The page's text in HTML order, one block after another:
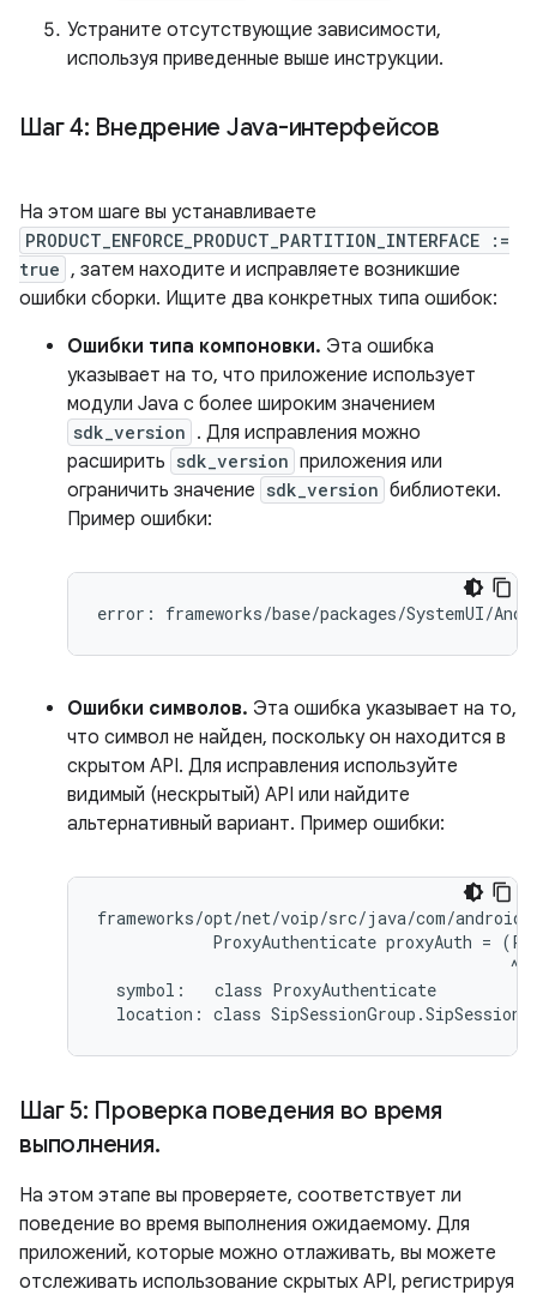
Устраните отсутствующие зависимости,
используя приведенные выше инструкции.
Шаг 4: Внедрение Java-интерфейсов
На этом шаге вы устанавливаете
PRODUCT_ENFORCE_PRODUCT_PARTITION_INTERFACE :=
true , затем находите и исправляете возникшие
ошибки сборки. Ищите два конкретных типа ошибок:
Ошибки типа компоновки. Эта ошибка
указывает на то, что приложение использует
модули Java с более широким значением
sdk_version . Для исправления можно
расширить sdk_version приложения или
ограничить значение sdk_version библиотеки.
Пример ошибки:
error : frameworks/base/packages/SystemUI/
Ошибки символов. Эта ошибка указывает на то,
что символ не найден, поскольку он находится в
скрытом API. Для исправления используйте
видимый (нескрытый) API или найдите
альтернативный вариант. Пример ошибки:
frameworks/opt/net/voip/src/java/com/
ProxyAuthenticate proxyAuth =
                                           ^
  symbol:   class ProxyAuthenticate
Шаг 5: Проверка поведения во время
выполнения.
На этом этапе вы проверяете, соответствует ли
поведение во время выполнения ожидаемому. Для
приложений, которые можно отлаживать, вы можете
отслеживать использование скрытых API, регистрируя